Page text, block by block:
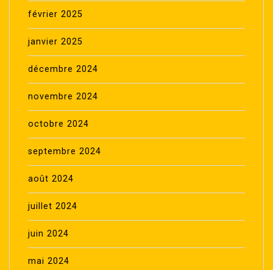
février 2025
janvier 2025
décembre 2024
novembre 2024
octobre 2024
septembre 2024
août 2024
juillet 2024
juin 2024
mai 2024